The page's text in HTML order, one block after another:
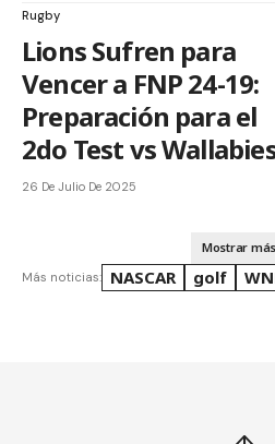
Rugby
Lions Sufren para
Vencer a FNP 24-19:
Preparación para el
2do Test vs
26 De Julio De 2025
Mostrar más
Más noticias: NASCAR golf